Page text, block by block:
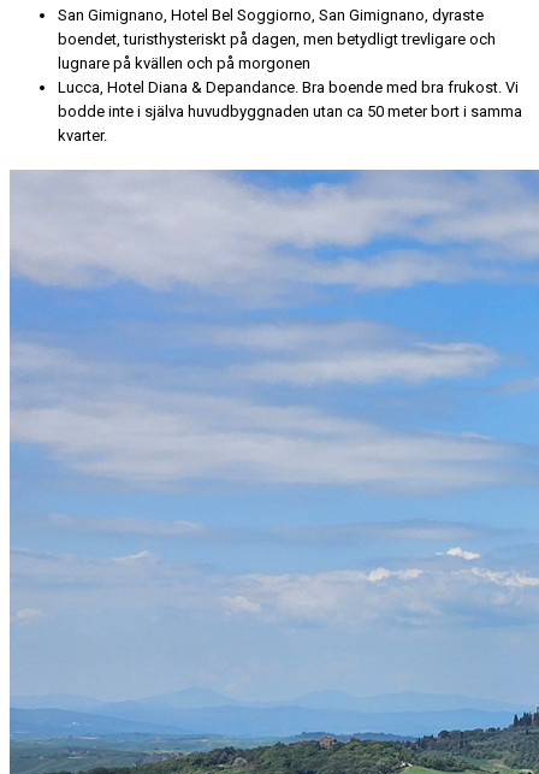
San Gimignano, Hotel Bel Soggiorno, San Gimignano, dyraste
boendet, turisthysteriskt på dagen, men betydligt trevligare och
lugnare på kvällen och på morgonen
Lucca, Hotel Diana & Depandance. Bra boende med bra frukost. Vi
bodde inte i själva huvudbyggnaden utan ca 50 meter bort i samma
kvarter.